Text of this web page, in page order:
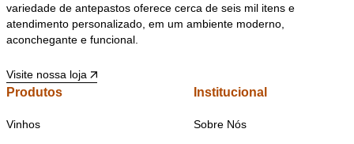
variedade de antepastos oferece cerca de seis mil itens e
atendimento personalizado, em um ambiente moderno,
aconchegante e funcional.
Visite nossa loja
Produtos
Vinhos
Institucional
Sobre Nós